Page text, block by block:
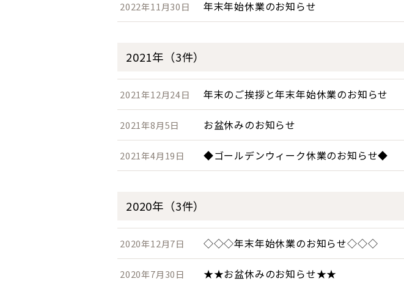
2022年11月30日 年末年始休業のお知らせ
2021年（3件）
2021年12月24日 年末のご挨拶と年末年始休業のお知らせ
2021年8月5日 お盆休みのお知らせ
2021年4月19日 ◆ゴールデンウィーク休業のお知らせ◆
2020年（3件）
2020年12月7日 ◇◇◇年末年始休業のお知らせ◇◇◇
2020年7月30日 ★★お盆休みのお知らせ★★